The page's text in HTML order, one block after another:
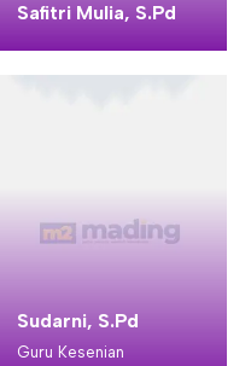
Safitri Mulia, S.Pd
Sudarni, S.Pd
Guru Kesenian